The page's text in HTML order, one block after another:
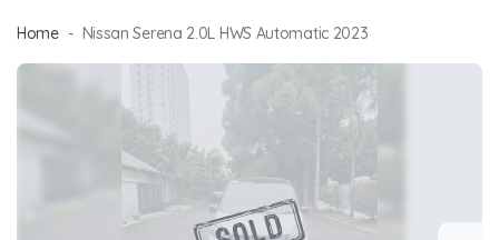
Home Nissan Serena 2.0L HWS Automatic 2023